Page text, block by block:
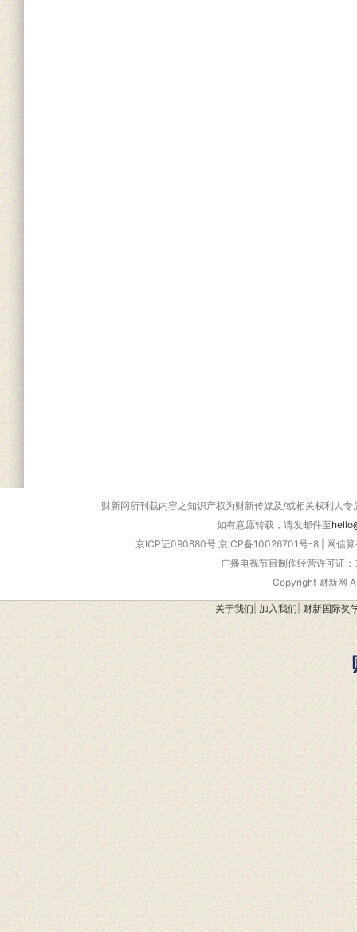
财新网所刊载内容之知识产权为财新传媒及/或相关权利人
如有意愿转载，请发邮件至
京ICP证090880号 京ICP备10026701号-8
网信
广播电视节目制作经营许可证
Copyright 财新网
关于我们 加入我们 财新国际奖